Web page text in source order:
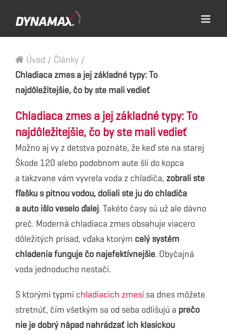
Úvod / Články /
Chladiaca zmes a jej základné typy: To
najdôležitejšie, čo by ste mali vedieť
Chladiaca zmes a jej základné typy: To
najdôležitejšie, čo by ste mali vedieť
Možno aj vy z detstva poznáte, že keď ste na starej
Škode 120 alebo podobnom aute šli do kopca
a takzvane vám vyvrela voda z chladiča, zobrali ste
fľašku s pitnou vodou, doliali ste ju do chladiča
a auto išlo veselo ďalej. Takéto časy sú už ale dávno
preč. Moderná chladiaca zmes obsahuje viacero
dôležitých prísad, vďaka ktorým celý systém
chladenia funguje čo najefektívnejšie. Obyčajná
voda jednoducho nestačí.
S ktorými typmi chladiacich zmesí sa dnes môžete
stretnúť, čím všetkým sa od seba odlišujú a prečo
nie je dobrý nápad nahrádzať ich klasickou